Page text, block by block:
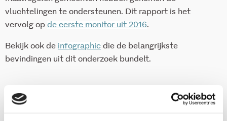
vluchtelingen te ondersteunen. Dit rapport is het
vervolg op de eerste monitor uit 2016.
Bekijk ook de infographic die de belangrijkste
bevindingen uit dit onderzoek bundelt.